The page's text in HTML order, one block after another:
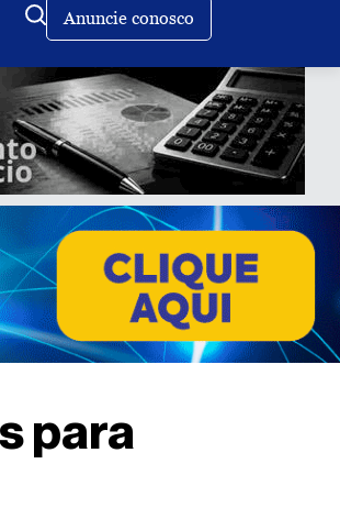
Anuncie conosco
Buscar
para